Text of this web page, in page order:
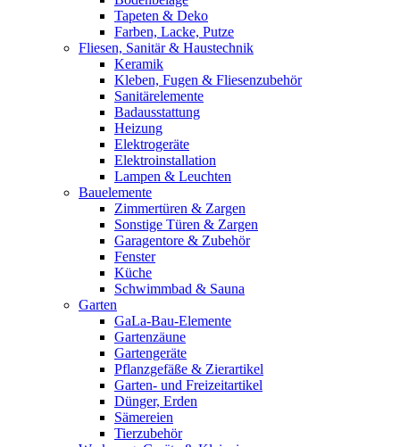
Tapeten & Deko
Farben, Lacke, Putze
Fliesen, Sanitär & Haustechnik
Keramik
Kleben, Fugen & Fliesenzubehör
Sanitärelemente
Badausstattung
Heizung
Elektrogeräte
Elektroinstallation
Lampen & Leuchten
Bauelemente
Zimmertüren & Zargen
Sonstige Türen & Zargen
Garagentore & Zubehör
Fenster
Küche
Schwimmbad & Sauna
Garten
GaLa-Bau-Elemente
Gartenzäune
Gartengeräte
Pflanzgefäße & Zierartikel
Garten- und Freizeitartikel
Dünger, Erden
Sämereien
Tierzubehör